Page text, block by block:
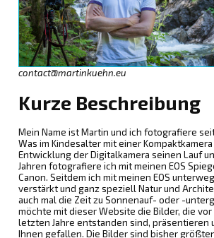
contact@martinkuehn.eu
Kurze Beschreibung
Mein Name ist Martin und ich fotografiere
Was im Kindesalter mit einer
Entwicklung der Digitalkamera seinen Lauf
Jahren fotografiere ich mit meinen EOS
Canon. Seitdem ich mit meinen EOS
verstärkt und ganz speziell Natur und
auch mal die Zeit zu Sonnenauf- oder -
möchte mit dieser Website die Bilder, die
letzten Jahre entstanden sind, präsentieren
Ihnen gefallen. Die Bilder sind bisher